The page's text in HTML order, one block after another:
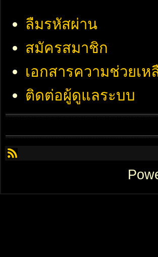
ลืมรหัสผ่าน
สมัครสมาชิก
เอกสารความช่วยเห
ติดต่อผู้ดูแลระบบ